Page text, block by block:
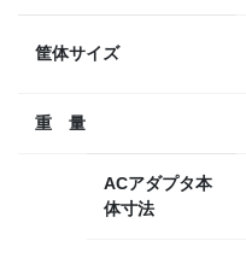
筐体サイズ
重 量
ACアダプタ本
体寸法